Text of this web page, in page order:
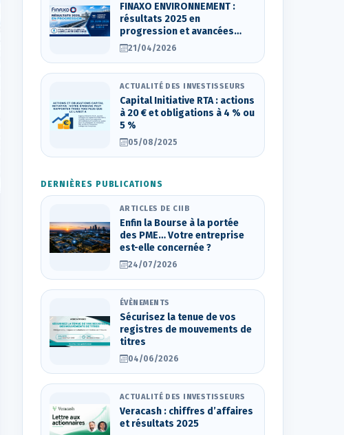
FINAXO ENVIRONNEMENT :
résultats 2025 en
progression et avancées
stratégiques
21/04/2026
ACTUALITÉ DES INVESTISSEURS
Capital Initiative RTA : actions
à 20 € et obligations à 4 % ou
5 %
05/08/2025
DERNIÈRES PUBLICATIONS
ARTICLES DE CIIB
Enfin la Bourse à la portée
des PME… Votre entreprise
est-elle concernée ?
24/07/2026
ÉVÈNEMENTS
Sécurisez la tenue de vos
registres de mouvements de
titres
04/06/2026
ACTUALITÉ DES INVESTISSEURS
Veracash : chiffres d’affaires
et résultats 2025